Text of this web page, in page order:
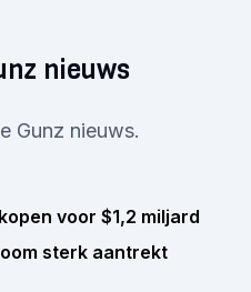
nieuws
Gunz nieuws.
voor $1,2 miljard
sterk aantrekt